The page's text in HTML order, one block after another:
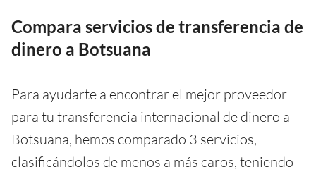
Compara servicios de transferencia de
dinero a Botsuana
Para ayudarte a encontrar el mejor proveedor
para tu transferencia internacional de dinero a
Botsuana, hemos comparado 3 servicios,
clasificándolos de menos a más caros, teniendo